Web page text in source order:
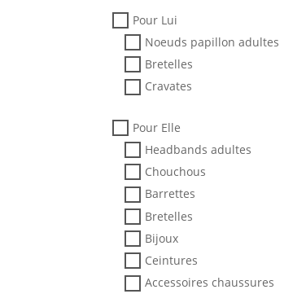
Pour Lui
Noeuds papillon adultes
Bretelles
Cravates
Pour Elle
Headbands adultes
Chouchous
Barrettes
Bretelles
Bijoux
Ceintures
Accessoires chaussures